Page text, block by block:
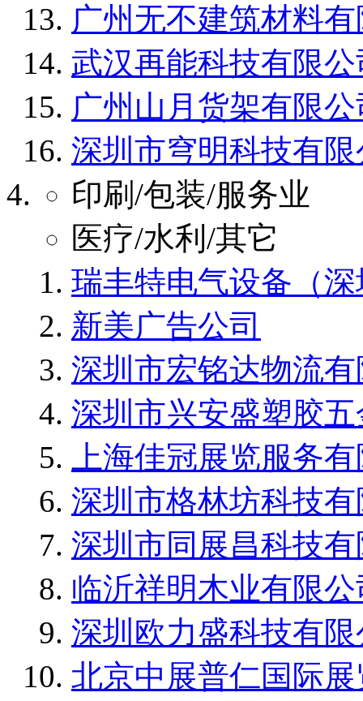
广州无不建筑材料
武汉再能科技有限公
广州山月货架有限公
深圳市穹明科技有
印刷/包装/服务业
医疗/水利/其它
瑞丰特电气设备（
新美广告公司
深圳市宏铭达物流
深圳市兴安盛塑胶
上海佳冠展览服务
深圳市格林坊科技
深圳市同展昌科技
临沂祥明木业有限公
深圳欧力盛科技有
北京中展普仁国际